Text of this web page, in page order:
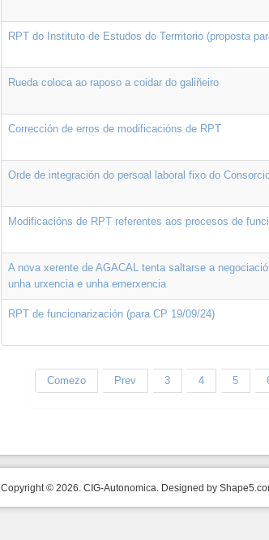
RPT do Instituto de Estudos do Terrritorio (proposta
Rueda coloca ao raposo a coidar do galiñeiro
Corrección de erros de modificacións de RPT
Orde de integración do persoal laboral fixo do
Modificacións de RPT referentes aos procesos de
A nova xerente de AGACAL tenta saltarse a
unha urxencia e unha emerxencia
RPT de funcionarización (para CP 19/09/24)
Comezo Prev 3 4 5
Copyright © 2026. CIG-Autonomica. Designed by